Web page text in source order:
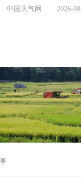
中国天气网 2026-